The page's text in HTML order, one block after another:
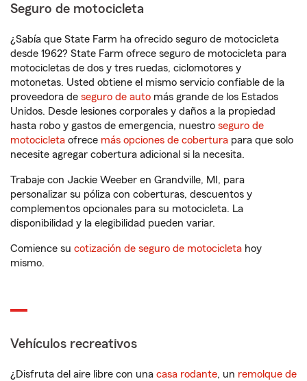
Seguro de motocicleta
¿Sabía que State Farm ha ofrecido seguro de motocicleta
desde 1962? State Farm ofrece seguro de motocicleta para
motocicletas de dos y tres ruedas, ciclomotores y
motonetas. Usted obtiene el mismo servicio confiable de la
proveedora de seguro de auto más grande de los Estados
Unidos. Desde lesiones corporales y daños a la propiedad
hasta robo y gastos de emergencia, nuestro seguro de
motocicleta ofrece más opciones de cobertura para que solo
necesite agregar cobertura adicional si la necesita.
Trabaje con Jackie Weeber en Grandville, MI, para
personalizar su póliza con coberturas, descuentos y
complementos opcionales para su motocicleta. La
disponibilidad y la elegibilidad pueden variar.
Comience su cotización de seguro de motocicleta hoy
mismo.
Vehículos recreativos
¿Disfruta del aire libre con una casa rodante, un remolque de